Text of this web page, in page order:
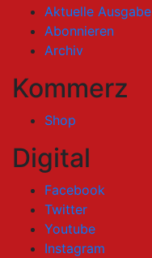
Aktuelle Ausgabe
Abonnieren
Archiv
Kommerz
Shop
Digital
Facebook
Twitter
Youtube
Instagram